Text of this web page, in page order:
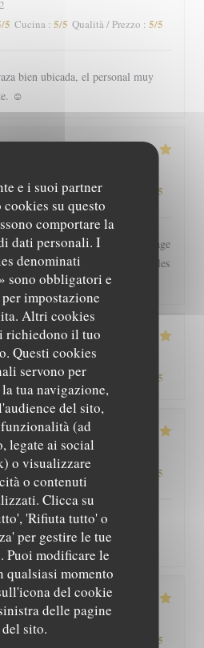
e i suoi partner
su questo
comportare la
dati personali. I
denominati
sono obbligatori e
impostazione
Altri cookies
richiedono il tuo
Questi cookies
servono per
tua navigazione,
del sito,
(ad
legate ai social
o visualizzare
o contenuti
Clicca su
'Rifiuta tutto' o
per gestire le tue
Puoi modificare le
qualsiasi momento
del cookie
delle pagine
del sito.
/5 Cucina : 5/5 Qualità / Prezzo : 5/5
bien ubicada, el personal muy
☺️
/5 Cucina: 5 /5 Qualità / Prezzo /5
nous une valeur sûre... Dommage
à fumer en terrasse, perturbant les
surprise
/5 Cucina: 5/5 Qualità / Prezzo /5
/5 Cucina:5/5 Qualità / Prezzo /5
régal pour les papilles il y a pas
qualité-prix
/5